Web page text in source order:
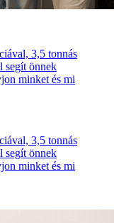
3,5 tonnás
segít önnek
minket és mi
3,5 tonnás
segít önnek
minket és mi